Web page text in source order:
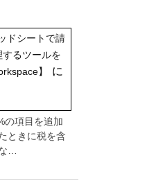
ドシートで請
るツールを
】
に
の項目を追加
ときに税を含
…